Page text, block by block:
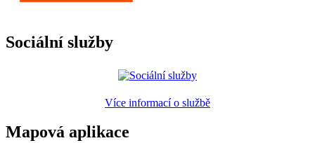
Sociální služby
Více informací o službě
Mapová aplikace